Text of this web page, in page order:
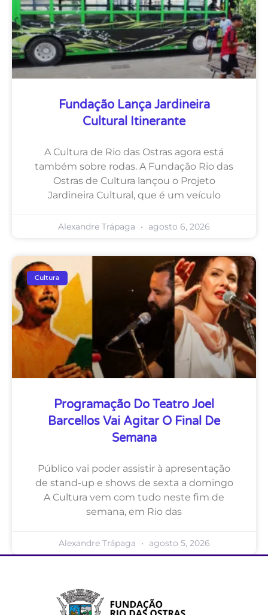
Fundação Lança Jardineira
Cultural Itinerante
A Cultura de Rio das Ostras agora está
também sobre rodas. A Fundação Rio das
Ostras de Cultura lançou o Projeto
Jardineira Cultural, que é um veículo
Alexandre Trápaga agosto 6, 2026
Cultura
Programação Do Teatro Joel
Barcellos Vai Agitar O Final De
Semana
Público vai poder assistir à apresentação
de stand-up e shows de sexta a domingo
A Cultura vem com tudo neste fim de
semana, em Rio das
Alexandre Trápaga agosto 5, 2026